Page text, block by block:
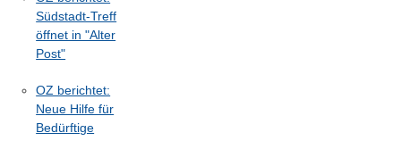
Südstadt-Treff
öffnet in "Alter
Post"
OZ berichtet:
Neue Hilfe für
Bedürftige